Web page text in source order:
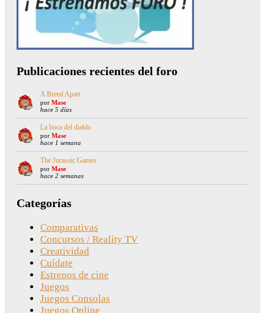
Publicaciones recientes del foro
A Breed Apart
por Mase
hace 5 días
La boca del diablo
por Mase
hace 1 semana
The Jurassic Games
por Mase
hace 2 semanas
Categorías
Comparativas
Concursos / Reality TV
Creatividad
Cuídate
Estrenos de cine
Juegos
Juegos Consolas
Juegos Online